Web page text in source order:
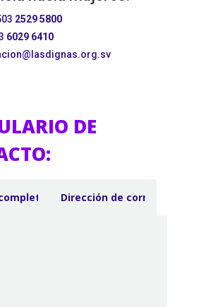
2529 5800
6029 6410
DE